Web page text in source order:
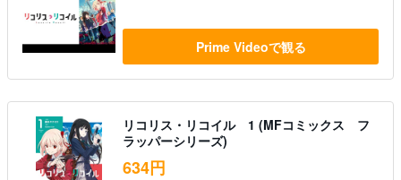
Prime Videoで観る
リコリス・リコイル 1 (MFコミックス フ
ラッパーシリーズ)
634円